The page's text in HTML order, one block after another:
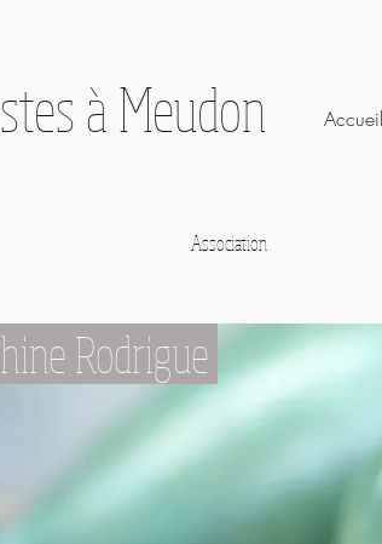
à Meudon Accueil
Association
Rodrigue